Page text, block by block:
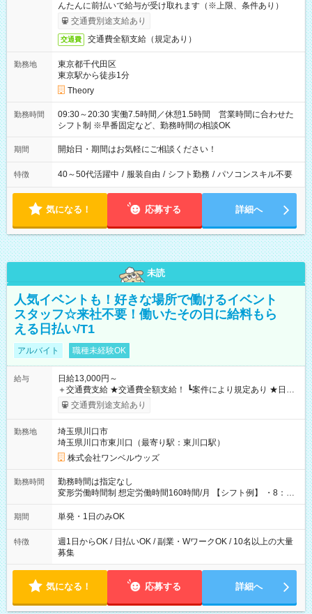
んたんに前払いで給与が受け取れます（※上限、条件あり）
交通費別途支給あり
交通費 交通費全額支給（規定あり）
勤務地
東京都千代田区
東京駅から徒歩1分
Theory
勤務時間
09:30～20:30 実働7.5時間／休憩1.5時間 営業時間に合わせた
シフト制 ※早番固定など、勤務時間の相談OK
期間 開始日・期間はお気軽にご相談ください！
特徴 40～50代活躍中 / 服装自由 / シフト勤務 / パソコンスキル不要
気になる！ 応募する 詳細へ
未読
人気イベントも！好きな場所で働けるイベント
スタッフ☆来社不要！働いたその日に給料もら
える日払い/T1
アルバイト 職種未経験OK
給与
日給13,000円～
＋交通費支給 ★交通費全額支給！ ┗案件により規定あり ★日払
いOK！（規定あり） ┗働いたその日に現金GET♪ お仕事後はコ
ンビニATMから 日払い分を引き落とせます！ 【試用期間】試
交通費別途支給あり
勤務地
埼玉県川口市
埼玉県川口市東川口（最寄り駅：東川口駅）
株式会社ワンベルウッズ
勤務時間
勤務時間は指定なし
変形労働時間制 想定労働時間160時間/月 【シフト例】 ・8：00
～21：00
期間 単発・1日のみOK
特徴
週1日からOK / 日払いOK / 副業・WワークOK / 10名以上の大量
募集
気になる！ 応募する 詳細へ